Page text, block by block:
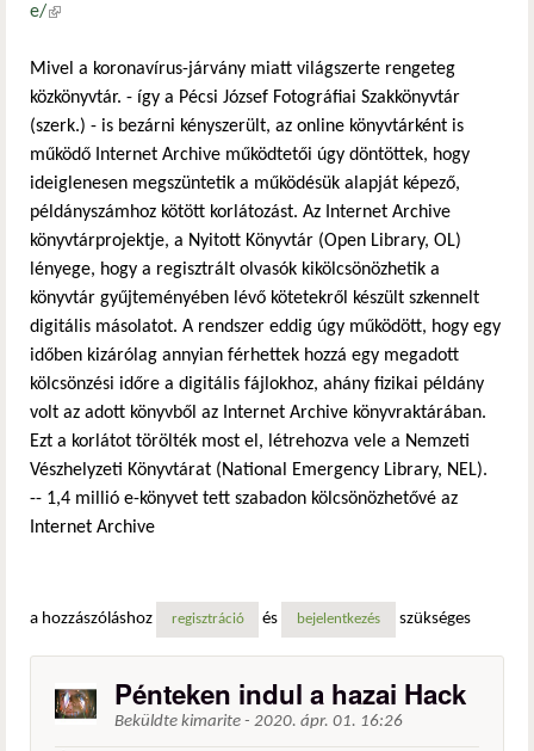
e/(külső hivatkozás)
Mivel a koronavírus-járvány miatt világszerte rengeteg
közkönyvtár. - így a Pécsi József Fotográfiai Szakkönyvtár
(szerk.) - is bezárni kényszerült, az online könyvtárként is
működő Internet Archive működtetői úgy döntöttek, hogy
ideiglenesen megszüntetik a működésük alapját képező,
példányszámhoz kötött korlátozást. Az Internet Archive
könyvtárprojektje, a Nyitott Könyvtár (Open Library, OL)
lényege, hogy a regisztrált olvasók kikölcsönözhetik a
könyvtár gyűjteményében lévő kötetekről készült szkennelt
digitális másolatot. A rendszer eddig úgy működött, hogy egy
időben kizárólag annyian férhettek hozzá egy megadott
kölcsönzési időre a digitális fájlokhoz, ahány fizikai példány
volt az adott könyvből az Internet Archive könyvraktárában.
Ezt a korlátot törölték most el, létrehozva vele a Nemzeti
Vészhelyzeti Könyvtárat (National Emergency Library, NEL).
-- 1,4 millió e-könyvet tett szabadon kölcsönözhetővé az
Internet Archive
a hozzászóláshoz regisztráció és bejelentkezés szükséges
Pénteken indul a hazai Hack
Beküldte kimarite - 2020. ápr. 01. 16:26